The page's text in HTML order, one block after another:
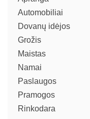
Automobiliai
Dovanų idėjos
Grožis
Maistas
Namai
Paslaugos
Pramogos
Rinkodara